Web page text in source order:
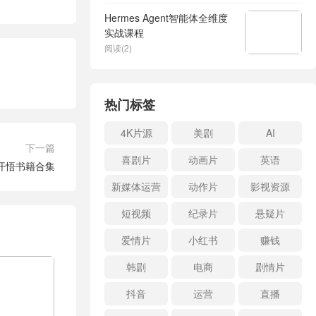
下一篇
悟书籍合集
Hermes Agent智能体全维度
实战课程
阅读(2)
热门标签
4K片源 美剧
AI
喜剧片
动画片
英语
新媒体运营
动作片
影视资源
短视频
纪录片
悬疑片
爱情片
小红书
赚钱
韩剧
电商
剧情片
抖音
运营
直播